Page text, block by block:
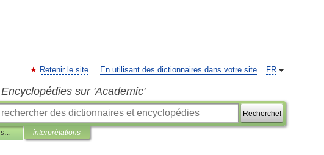
FR
Retenir le site En utilisant des dictionnaires dans votre site
sur 'Academic'
Recherche!
Encyclopédie Universelle interprétations